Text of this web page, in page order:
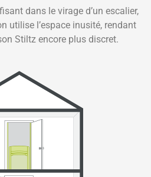
dans le virage d’un escalier,
utilise l’espace inusité, rendant
Stiltz encore plus discret.